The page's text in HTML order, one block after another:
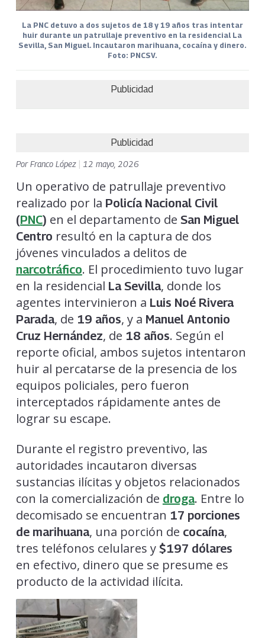
La PNC detuvo a dos sujetos de 18 y 19 años tras intentar
huir durante un patrullaje preventivo en la residencial La
Sevilla, San Miguel. Incautaron marihuana, cocaína y dinero.
Foto: PNCSV.
Publicidad
Publicidad
PorFranco López 12 mayo, 2026
Un operativo de patrullaje preventivo
realizado por la Policía Nacional Civil
(PNC) en el departamento de San Miguel
Centro resultó en la captura de dos
jóvenes vinculados a delitos de
narcotráfico. El procedimiento tuvo lugar
en la residencial La Sevilla, donde los
agentes intervinieron a Luis Noé Rivera
Parada, de 19 años, y a Manuel Antonio
Cruz Hernández, de 18 años. Según el
reporte oficial, ambos sujetos intentaron
huir al percatarse de la presencia de los
equipos policiales, pero fueron
interceptados rápidamente antes de
lograr su escape.
Durante el registro preventivo, las
autoridades incautaron diversas
sustancias ilícitas y objetos relacionados
con la comercialización de droga. Entre lo
decomisado se encuentran 17 porciones
de marihuana, una porción de cocaína,
tres teléfonos celulares y $197 dólares
en efectivo, dinero que se presume es
producto de la actividad ilícita.